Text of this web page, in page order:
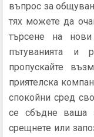
въпрос за
тях можете да
търсене на
пътуванията и
пропускайте
приятелска
спокойни сред
се сбъдне ваша
срещнете или